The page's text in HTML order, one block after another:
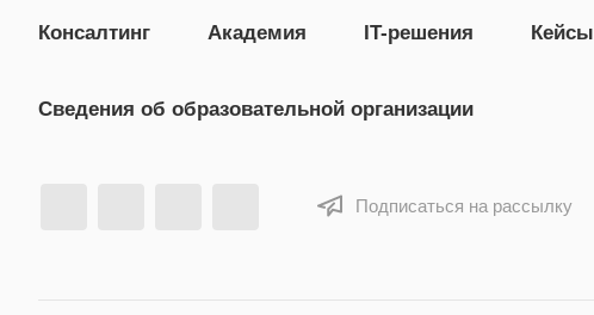
Консалтинг Академия IT-решения Кейсы
Сведения об образовательной организации
Подписаться на рассылку